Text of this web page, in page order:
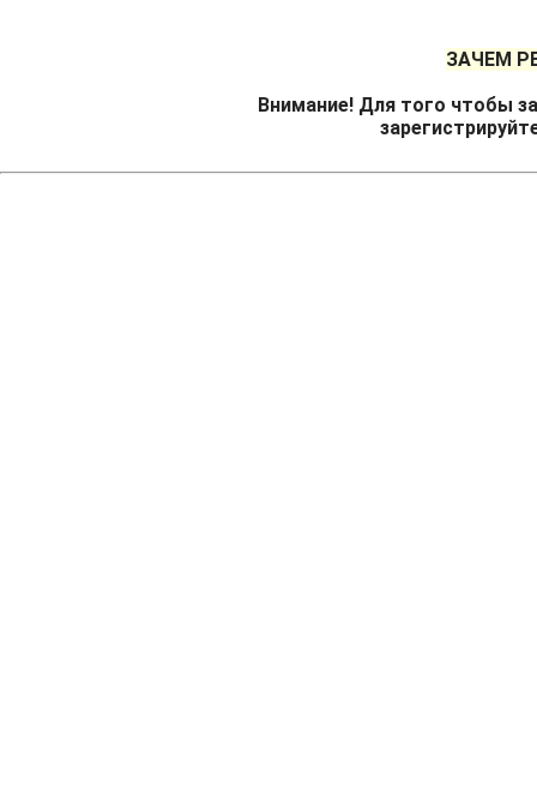
ЗАЧЕМ
Внимание! Для того чтобы